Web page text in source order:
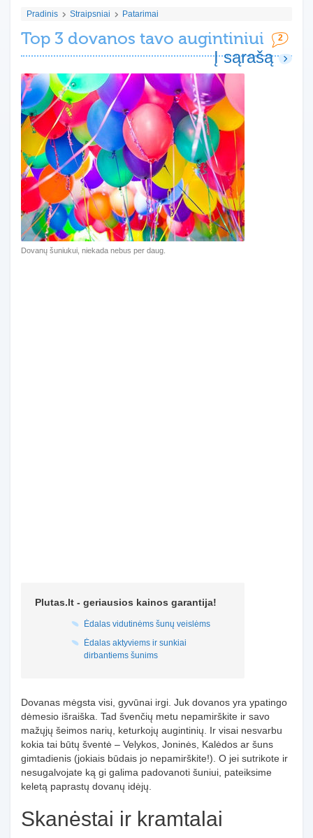
Pradinis Straipsniai Patarimai
Top 3 dovanos tavo augintiniui 2
Į sąrašą
Dovanų šuniukui, niekada nebus per daug.
Plutas.lt - geriausios kainos garantija!
Ėdalas vidutinėms šunų veislėms
Ėdalas aktyviems ir sunkiai
dirbantiems šunims
Dovanas mėgsta visi, gyvūnai irgi. Juk dovanos yra ypatingo
dėmesio išraiška. Tad švenčių metu nepamirškite ir savo
mažųjų šeimos narių, keturkojų augintinių. Ir visai nesvarbu
kokia tai būtų šventė – Velykos, Joninės, Kalėdos ar šuns
gimtadienis (jokiais būdais jo nepamirškite!). O jei sutrikote ir
nesugalvojate ką gi galima padovanoti šuniui, pateiksime
keletą paprastų dovanų idėjų.
Skanėstai ir kramtalai